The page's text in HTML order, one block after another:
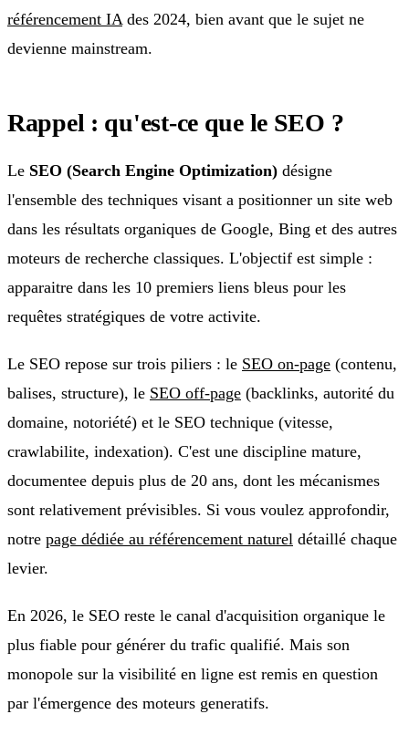
référencement IA des 2024, bien avant que le sujet ne
devienne mainstream.
Rappel : qu'est-ce que le SEO ?
Le SEO (Search Engine Optimization) désigne
l'ensemble des techniques visant a positionner un site web
dans les résultats organiques de Google, Bing et des autres
moteurs de recherche classiques. L'objectif est simple :
apparaitre dans les 10 premiers liens bleus pour les
requêtes stratégiques de votre activite.
Le SEO repose sur trois piliers : le SEO on-page (contenu,
balises, structure), le SEO off-page (backlinks, autorité du
domaine, notoriété) et le SEO technique (vitesse,
crawlabilite, indexation). C'est une discipline mature,
documentee depuis plus de 20 ans, dont les mécanismes
sont relativement prévisibles. Si vous voulez approfondir,
notre page dédiée au référencement naturel détaillé chaque
levier.
En 2026, le SEO reste le canal d'acquisition organique le
plus fiable pour générer du trafic qualifié. Mais son
monopole sur la visibilité en ligne est remis en question
par l'émergence des moteurs generatifs.